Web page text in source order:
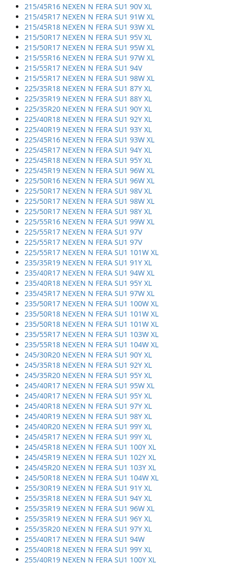
215/45R16 NEXEN N FERA SU1 90V XL
215/45R17 NEXEN N FERA SU1 91W XL
215/45R18 NEXEN N FERA SU1 93W XL
215/50R17 NEXEN N FERA SU1 95V XL
215/50R17 NEXEN N FERA SU1 95W XL
215/55R16 NEXEN N FERA SU1 97W XL
215/55R17 NEXEN N FERA SU1 94V
215/55R17 NEXEN N FERA SU1 98W XL
225/35R18 NEXEN N FERA SU1 87Y XL
225/35R19 NEXEN N FERA SU1 88Y XL
225/35R20 NEXEN N FERA SU1 90Y XL
225/40R18 NEXEN N FERA SU1 92Y XL
225/40R19 NEXEN N FERA SU1 93Y XL
225/45R16 NEXEN N FERA SU1 93W XL
225/45R17 NEXEN N FERA SU1 94Y XL
225/45R18 NEXEN N FERA SU1 95Y XL
225/45R19 NEXEN N FERA SU1 96W XL
225/50R16 NEXEN N FERA SU1 96W XL
225/50R17 NEXEN N FERA SU1 98V XL
225/50R17 NEXEN N FERA SU1 98W XL
225/50R17 NEXEN N FERA SU1 98Y XL
225/55R16 NEXEN N FERA SU1 99W XL
225/55R17 NEXEN N FERA SU1 97V
225/55R17 NEXEN N FERA SU1 97V
225/55R17 NEXEN N FERA SU1 101W XL
235/35R19 NEXEN N FERA SU1 91Y XL
235/40R17 NEXEN N FERA SU1 94W XL
235/40R18 NEXEN N FERA SU1 95Y XL
235/45R17 NEXEN N FERA SU1 97W XL
235/50R17 NEXEN N FERA SU1 100W XL
235/50R18 NEXEN N FERA SU1 101W XL
235/50R18 NEXEN N FERA SU1 101W XL
235/55R17 NEXEN N FERA SU1 103W XL
235/55R18 NEXEN N FERA SU1 104W XL
245/30R20 NEXEN N FERA SU1 90Y XL
245/35R18 NEXEN N FERA SU1 92Y XL
245/35R20 NEXEN N FERA SU1 95Y XL
245/40R17 NEXEN N FERA SU1 95W XL
245/40R17 NEXEN N FERA SU1 95Y XL
245/40R18 NEXEN N FERA SU1 97Y XL
245/40R19 NEXEN N FERA SU1 98Y XL
245/40R20 NEXEN N FERA SU1 99Y XL
245/45R17 NEXEN N FERA SU1 99Y XL
245/45R18 NEXEN N FERA SU1 100Y XL
245/45R19 NEXEN N FERA SU1 102Y XL
245/45R20 NEXEN N FERA SU1 103Y XL
245/50R18 NEXEN N FERA SU1 104W XL
255/30R19 NEXEN N FERA SU1 91Y XL
255/35R18 NEXEN N FERA SU1 94Y XL
255/35R19 NEXEN N FERA SU1 96W XL
255/35R19 NEXEN N FERA SU1 96Y XL
255/35R20 NEXEN N FERA SU1 97Y XL
255/40R17 NEXEN N FERA SU1 94W
255/40R18 NEXEN N FERA SU1 99Y XL
255/40R19 NEXEN N FERA SU1 100Y XL